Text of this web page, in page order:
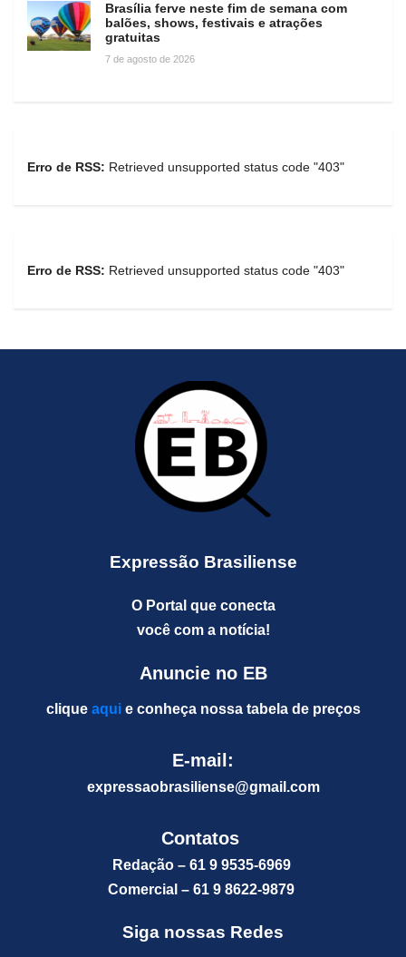
Brasília ferve neste fim de semana com
balões, shows, festivais e atrações
gratuitas
7 de agosto de 2026
Erro de RSS: Retrieved unsupported status code "403"
Erro de RSS: Retrieved unsupported status code "403"
Expressão Brasiliense
O Portal que conecta
você com a notícia!
Anuncie no EB
clique aquie conheça nossa tabela de preços
E-mail:
expressaobrasiliense@gmail.com
Contatos
Redação – 61 9 9535-6969
Comercial – 61 9 8622-9879
Siga nossas Redes